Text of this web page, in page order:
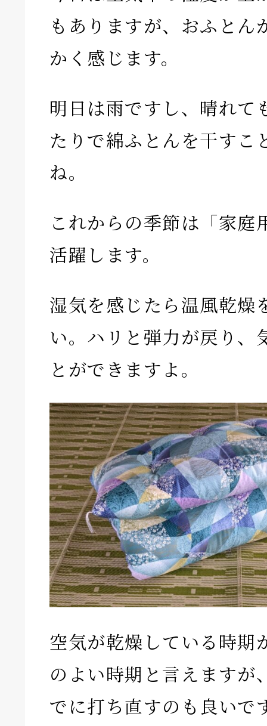
もありますが、おふとん
かく感じます。
明日は雨ですし、晴れて
たりで綿ふとんを干すこ
ね。
これからの季節は「家庭
活躍します。
湿気を感じたら温風乾燥
い。ハリと弾力が戻り、
とができますよ。
空気が乾燥している時期
のよい時期と言えますが
でに打ち直すのも良いで